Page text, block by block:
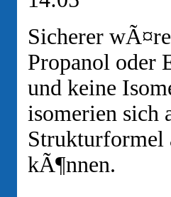
Sicherer
Propanol oder
und keine
isomerien sich
Strukturformel
kÃ¶nnen.